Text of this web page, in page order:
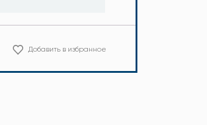
Добавить в избранное